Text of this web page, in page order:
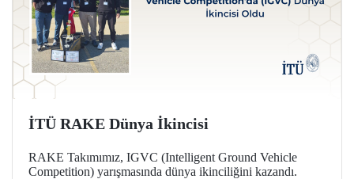
İTÜ RAKE Dünya İkincisi
RAKE Takımımız, IGVC (Intelligent Ground Vehicle
Competition) yarışmasında dünya ikinciliğini kazandı.